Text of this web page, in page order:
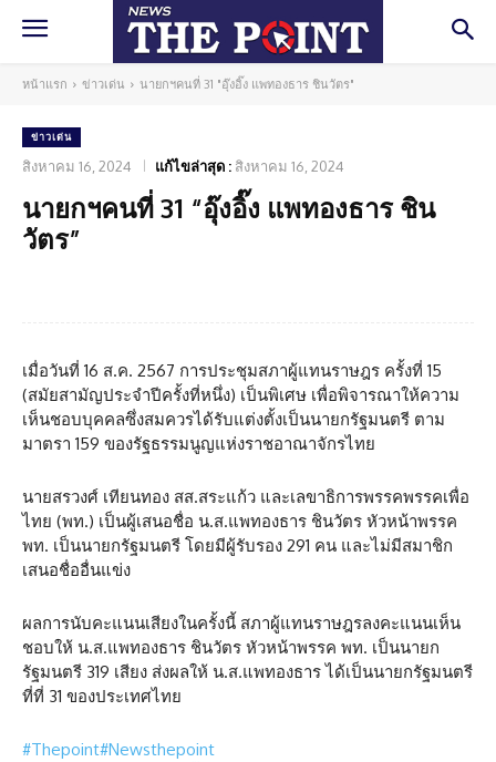
หน้าแรก ข่าวเด่น นายกฯคนที่ 31 "อุ๊งอิ๊ง แพทองธาร ชินวัตร"
ข่าวเด่น
สิงหาคม 16, 2024 แก้ไขล่าสุด : สิงหาคม 16, 2024
นายกฯคนที่ 31 “อุ๊งอิ๊ง แพทองธาร ชิน
วัตร”
เมื่อวันที่ 16 ส.ค. 2567 การประชุมสภาผู้แทนราษฎร ครั้งที่ 15
(สมัยสามัญประจำปีครั้งที่หนึ่ง) เป็นพิเศษ เพื่อพิจารณาให้ความ
เห็นชอบบุคคลซึ่งสมควรได้รับแต่งตั้งเป็นนายกรัฐมนตรี ตาม
มาตรา 159 ของรัฐธรรมนูญแห่งราชอาณาจักรไทย
นายสรวงศ์ เทียนทอง สส.สระแก้ว และเลขาธิการพรรคพรรคเพื่อ
ไทย (พท.) เป็นผู้เสนอชื่อ น.ส.แพทองธาร ชินวัตร หัวหน้าพรรค
พท. เป็นนายกรัฐมนตรี โดยมีผู้รับรอง 291 คน และไม่มีสมาชิก
เสนอชื่ออื่นแข่ง
ผลการนับคะแนนเสียงในครั้งนี้ สภาผู้แทนราษฎรลงคะแนนเห็น
ชอบให้ น.ส.แพทองธาร ชินวัตร หัวหน้าพรรค พท. เป็นนายก
รัฐมนตรี 319 เสียง ส่งผลให้ น.ส.แพทองธาร ได้เป็นนายกรัฐมนตรี
ที่ที่ 31 ของประเทศไทย
#Thepoint#Newsthepoint